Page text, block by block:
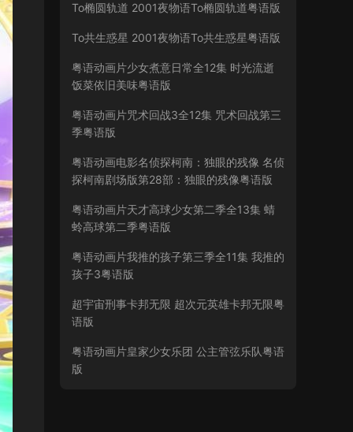
To椭圆轨道 2001夜物语To椭圆轨道粤语版
To共生惑星 2001夜物语To共生惑星粤语版
粤语动画片少女煮意日常全12集 时光流逝
饭菜依旧美味粤语版
粤语动画片咒术回战3全12集 咒术回战第三
季粤语版
粤语动画电影名侦探柯南：独眼的残像 名侦
探柯南剧场版第28部：独眼的残像粤语版
粤语动画片天才高球少女第二季全13集 蜻
蛉高球第二季粤语版
粤语动画片我推的孩子第三季全11集 我推的
孩子3粤语版
超宇宙刑事卡邦无限 超次元英雄卡邦无限粤
语版
粤语动画片皇家少女乐团 公主管弦乐队粤语
版